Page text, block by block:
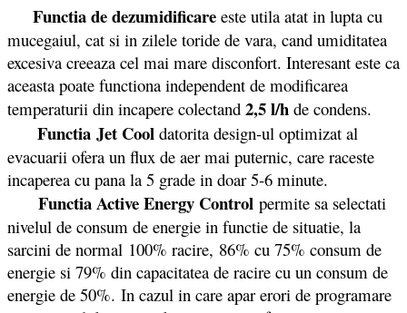
Functia de dezumidificare este utila atat in lupta cu
mucegaiul, cat si in zilele toride de vara, cand umiditatea
excesiva creeaza cel mai mare disconfort. Interesant este ca
aceasta poate functiona independent de modificarea
temperaturii din incapere colectand 2,5 l/h de condens.
Functia Jet Cool datorita design-ul optimizat al
evacuarii ofera un flux de aer mai puternic, care raceste
incaperea cu pana la 5 grade in doar 5-6 minute.
FunctiaActive Energy Control permite sa selectati
nivelul de consum de energie in functie de situatie, la
sarcini de normal 100% racire, 86% cu 75% consum de
energie si 79% din capacitatea de racire cu un consum de
energie de 50%. In cazul in care apar erori de programare